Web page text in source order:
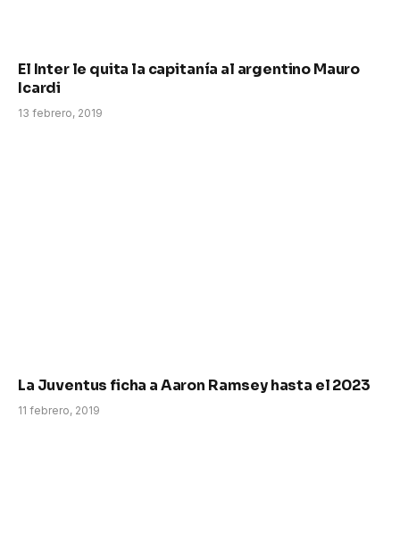
El Inter le quita la capitanía al argentino Mauro
Icardi
13 febrero, 2019
La Juventus ficha a Aaron Ramsey hasta el 2023
11 febrero, 2019